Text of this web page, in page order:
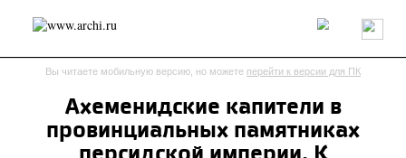
Россия Мир Технологии Интерьер Пресса
Архитекторы
send.project Анонсы конкурсов
Вы читаете мобильную версию, но можете перейти к версии для ПК
Ахеменидские капители в
провинциальных памятниках